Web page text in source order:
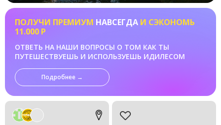
ПОЛУЧИ ПРЕМИУМ НАВСЕГДА И СЭКОНОМЬ
11.000 Р
ОТВЕТЬ НА НАШИ ВОПРОСЫ О ТОМ КАК ТЫ
ПУТЕШЕСТВУЕШЬ И ИСПОЛЬЗУЕШЬ ИДИЛЕСОМ
Подробнее →